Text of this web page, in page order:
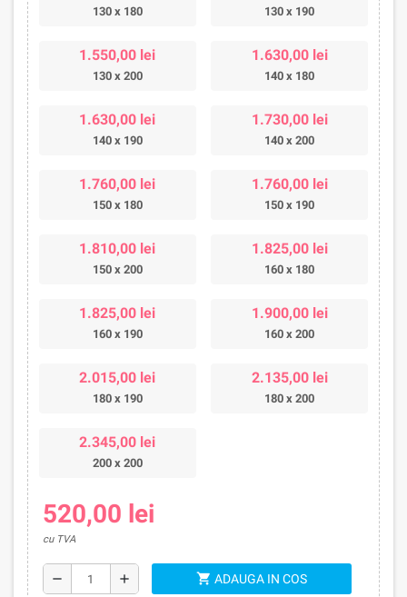
130 x 180 130 x 190
1.550,00 lei
130 x 200
1.630,00 lei
140 x 180
1.630,00 lei
140 x 190
1.730,00 lei
140 x 200
1.760,00 lei
150 x 180
1.760,00 lei
150 x 190
1.810,00 lei
150 x 200
1.825,00 lei
160 x 180
1.825,00 lei
160 x 190
1.900,00 lei
160 x 200
2.015,00 lei
180 x 190
2.135,00 lei
180 x 200
2.345,00 lei
200 x 200
520,00 lei
cu TVA
remove add shopping_cart ADAUGA IN COS